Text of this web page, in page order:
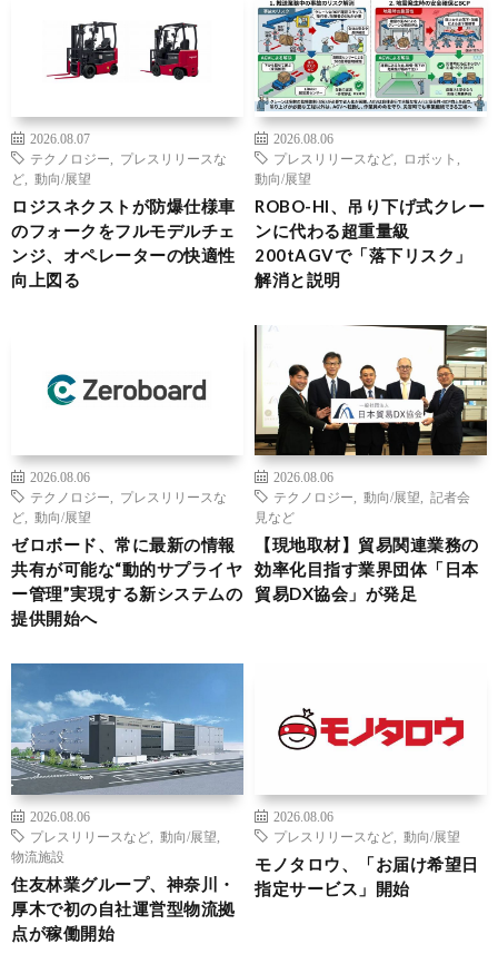
2026.08.07
テクノロジー
プレスリリースな
ど
動向/展望
ロジスネクストが防爆仕様車
のフォークをフルモデルチェ
ンジ、オペレーターの快適性
向上図る
2026.08.06
プレスリリースなど
ロボット
動向/展望
ROBO-HI、吊り下げ式クレー
ンに代わる超重量級
200tAGVで「落下リスク」
解消と説明
2026.08.06
テクノロジー
プレスリリースな
ど
動向/展望
ゼロボード、常に最新の情報
共有が可能な“動的サプライヤ
ー管理”実現する新システムの
提供開始へ
2026.08.06
テクノロジー
動向/展望
記者会
見など
【現地取材】貿易関連業務の
効率化目指す業界団体「日本
貿易DX協会」が発足
2026.08.06
プレスリリースなど
動向/展望
物流施設
住友林業グループ、神奈川・
厚木で初の自社運営型物流拠
点が稼働開始
2026.08.06
プレスリリースなど
動向/展望
モノタロウ、「お届け希望日
指定サービス」開始